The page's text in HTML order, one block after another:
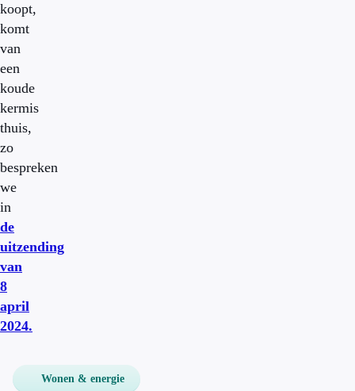
koopt,
komt
van
een
koude
kermis
thuis,
zo
bespreken
we
in
de
uitzending
van
8
april
2024.
Wonen & energie